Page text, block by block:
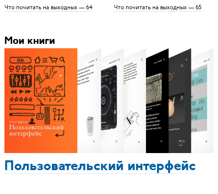
Что почитать на выходных — 64 Что почитать на выходных — 65
Мои книги
Пользовательский интерфейс